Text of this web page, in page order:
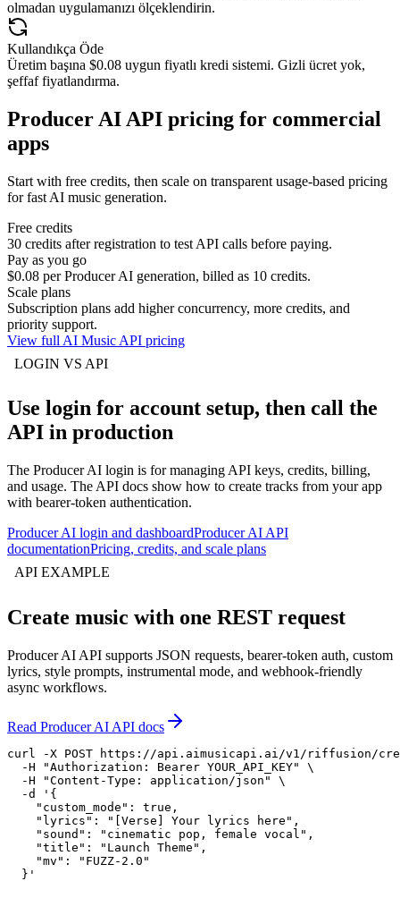
olmadan uygulamanızı ölçeklendirin.
Kullandıkça Öde
Üretim başına $0.08 uygun fiyatlı kredi sistemi. Gizli ücret yok,
şeffaf fiyatlandırma.
Producer AI API pricing for commercial
apps
Start with free credits, then scale on transparent usage-based pricing
for fast AI music generation.
Free credits
30 credits after registration to test API calls before paying.
Pay as you go
$0.08 per Producer AI generation, billed as 10 credits.
Scale plans
Subscription plans add higher concurrency, more credits, and
priority support.
View full AI Music API pricing
LOGIN VS API
Use login for account setup, then call the
API in production
The Producer AI login is for managing API keys, credits, billing,
and usage. The API docs show how to create tracks from your app
with bearer-token authentication.
Producer AI login and dashboardProducer AI API
documentationPricing, credits, and scale plans
API EXAMPLE
Create music with one REST request
Producer AI API supports JSON requests, bearer-token auth, custom
lyrics, style prompts, instrumental mode, and webhook-friendly
async workflows.
Read Producer AI API docs
curl -X POST https://api.aimusicapi.ai/v1/riffusion/
  -H "Authorization: Bearer YOUR_API_KEY" \
  -H "Content-Type: application/json" \
  -d '{
    "custom_mode": true,
    "lyrics": "[Verse] Your lyrics here",
    "sound": "cinematic pop, female vocal",
    "title": "Launch Theme",
    "mv": "FUZZ-2.0"
  }'